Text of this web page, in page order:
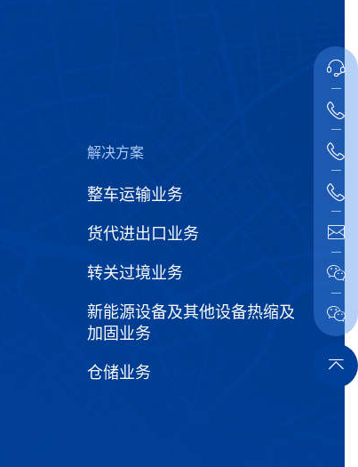
解决方案
整车运输业务
货代进出口业务
转关过境业务
新能源设备及其他设备热缩及
加固业务
仓储业务